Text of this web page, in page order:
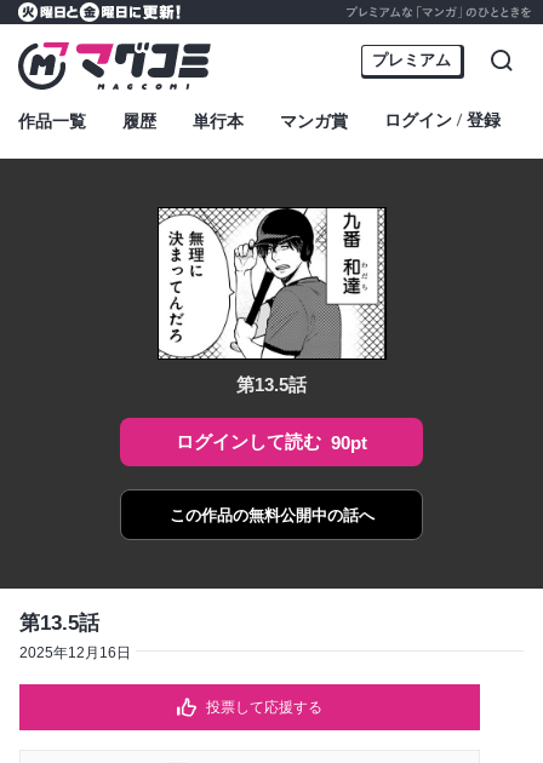
マグコミ – Mag Garden Comic Online
プレミアムな「マンガ」のひとときを
火曜日と金曜日に更新！
プレミアム
作品一覧 履歴 単行本 マンガ賞 ログイン ・
登録
検索
第13.5話
ログインして読む 90pt
この作品の無料公開中の話へ
第13.5話
2025年12月16日
投票して応援する